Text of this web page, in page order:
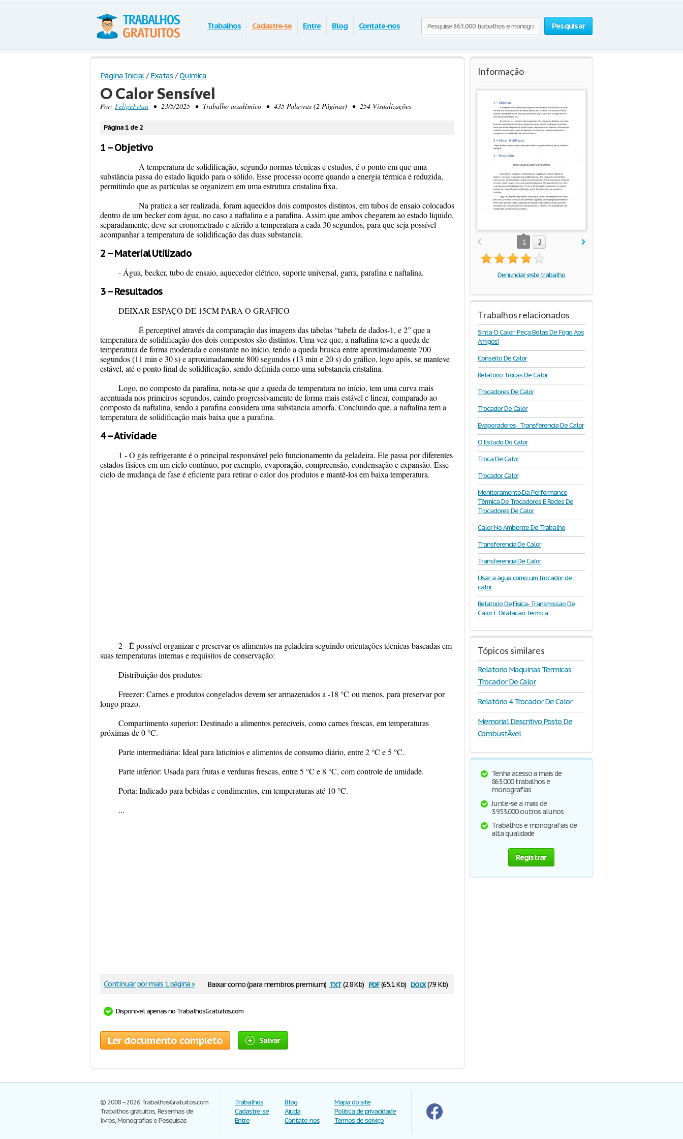
Pesquisar
Trabalhos Cadastre-se Entre Blog Contate-nos
Página Inicial / Exatas / Quimica
O Calor Sensível
Por: FelipeFrtaa • 23/5/2025 • Trabalho acadêmico • 435 Palavras (2 Páginas) • 254 Visualizações
Página 1 de 2
1 – Objetivo
A temperatura de solidificação, segundo normas técnicas e estudos, é o ponto em que uma
substância passa do estado líquido para o sólido. Esse processo ocorre quando a energia térmica é reduzida,
permitindo que as partículas se organizem em uma estrutura cristalina fixa.
Na pratica a ser realizada, foram aquecidos dois compostos distintos, em tubos de ensaio colocados
dentro de um becker com água, no caso a naftalina e a parafina. Assim que ambos chegarem ao estado liquido,
separadamente, deve ser cronometrado e aferido a temperatura a cada 30 segundos, para que seja possível
acompanhar a temperatura de solidificação das duas substancia.
2 – Material Utilizado
- Água, becker, tubo de ensaio, aquecedor elétrico, suporte universal, garra, parafina e naftalina.
3 – Resultados
DEIXAR ESPAÇO DE 15CM PARA O GRAFICO
É perceptível através da comparação das imagens das tabelas “tabela de dados-1, e 2” que a
temperatura de solidificação dos dois compostos são distintos. Uma vez que, a naftalina teve a queda de
temperatura de forma moderada e constante no início, tendo a queda brusca entre aproximadamente 700
segundos (11 min e 30 s) e aproximadamente 800 segundos (13 min e 20 s) do gráfico, logo após, se manteve
estável, até o ponto final de solidificação, sendo definida como uma substancia cristalina.
Logo, no composto da parafina, nota-se que a queda de temperatura no início, tem uma curva mais
acentuada nos primeiros segundos, caindo progressivamente de forma mais estável e linear, comparado ao
composto da naftalina, sendo a parafina considera uma substancia amorfa. Concluindo que, a naftalina tem a
temperatura de solidificação mais baixa que a parafina.
4 – Atividade
1 - O gás refrigerante é o principal responsável pelo funcionamento da geladeira. Ele passa por diferentes
estados físicos em um ciclo contínuo, por exemplo, evaporação, compreensão, condensação e expansão. Esse
ciclo de mudança de fase é eficiente para retirar o calor dos produtos e mantê-los em baixa temperatura.
2 - É possível organizar e preservar os alimentos na geladeira seguindo orientações técnicas baseadas em
suas temperaturas internas e requisitos de conservação:
Distribuição dos produtos:
Freezer: Carnes e produtos congelados devem ser armazenados a -18 °C ou menos, para preservar por
longo prazo.
Compartimento superior: Destinado a alimentos perecíveis, como carnes frescas, em temperaturas
próximas de0 °C.
Parte intermediária: Ideal para laticínios e alimentos de consumo diário, entre2 °C e 5 °C.
Parte inferior: Usada para frutas e verduras frescas, entre5 °C e 8 °C, com controle de umidade.
Porta: Indicado para bebidas e condimentos, em temperaturas até 10 °C.
...
Baixar como (para membros premium) txt(2.8 Kb) pdf(65.1 Kb) docx(7.9 Kb)
Continuar por mais 1 página »
Disponível apenas no TrabalhosGratuitos.com
Ler documento completo Salvar
Informação
1 2
Denunciar este trabalho
Trabalhos relacionados
Sinta O Calor: Peça Bolas De Fogo Aos
Amigos!
Conseito De Calor
Relatório Trocas De Calor
Trocadores De Calor
Trocador De Calor
Evaporadores - Transferencia De Calor
O Estudo Do Calor
Troca De Calor
Trocador Calor
Monitoramento Da Performance
Térmica De Trocadores E Redes De
Trocadores De Calor
Calor No Ambiente De Trabalho
Transferencia De Calor
Transferencia De Calor
Usar a água como um trocador de
calor
Relatorio De Fisica- Transmissao De
Calor E Dilatacao Termica
Tópicos similares
Relatorio Maquinas Termicas
Trocador De Calor
Relatório 4 Trocador De Calor
Memorial Descritivo Posto De
CombustÃ­vel
Tenha acesso a mais de
863.000 trabalhos e
monografias
Junte-se a mais de
3.953.000 outros alunos
Trabalhos e monografias de
alta qualidade
Registrar
© 2008–2026 TrabalhosGratuitos.com
Trabalhos gratuitos, Resenhas de
livros, Monografias e Pesquisas
Trabalhos
Cadastre-se
Entre
Blog
Ajuda
Contate-nos
Mapa do site
Politica de privacidade
Termos de serviço